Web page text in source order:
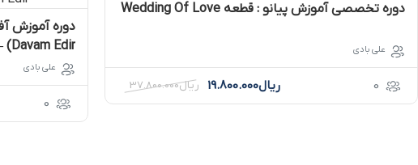
دوره تخصصی آموزش پیانو : قطعه Wedding Of Love
علی بادی
0 ریال37.800.000 ریال19.800.000
Davam Edir) – شادی و انرژی در پیانو
علی بادی
0